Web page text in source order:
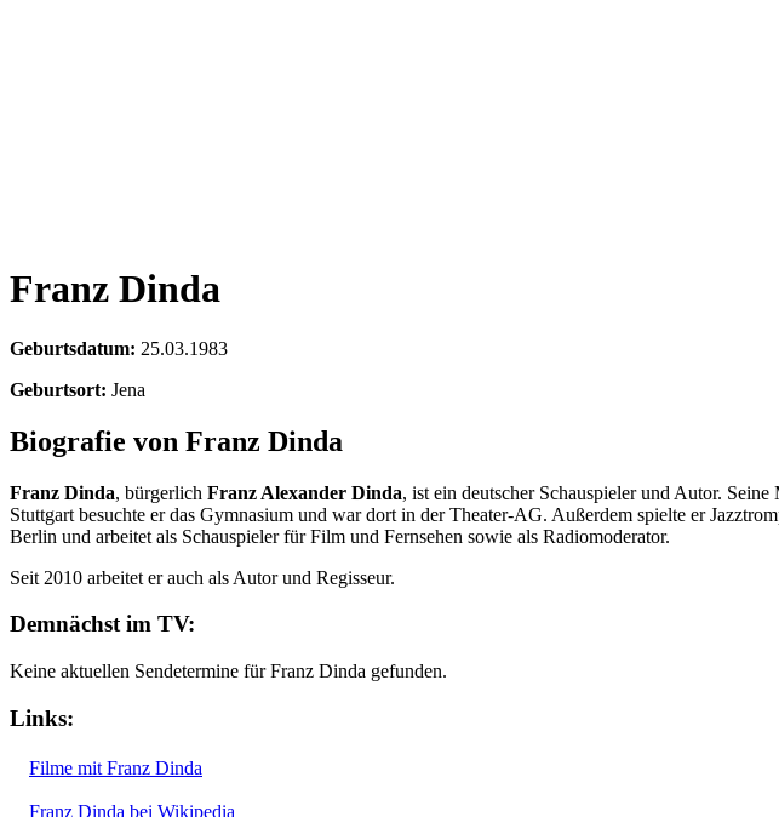
Franz Dinda
Geburtsdatum: 25.03.1983
Geburtsort: Jena
Biografie von Franz Dinda
Franz Dinda, bürgerlich Franz Alexander Dinda, ist ein deutscher Schauspieler und Autor.
Stuttgart besuchte er das Gymnasium und war dort in der Theater-AG. Außerdem spielte er
Berlin und arbeitet als Schauspieler für Film und Fernsehen sowie als Radiomoderator.
Seit 2010 arbeitet er auch als Autor und Regisseur.
Demnächst im TV:
Keine aktuellen Sendetermine für Franz Dinda gefunden.
Links:
Filme mit Franz Dinda
Franz Dinda bei Wikipedia